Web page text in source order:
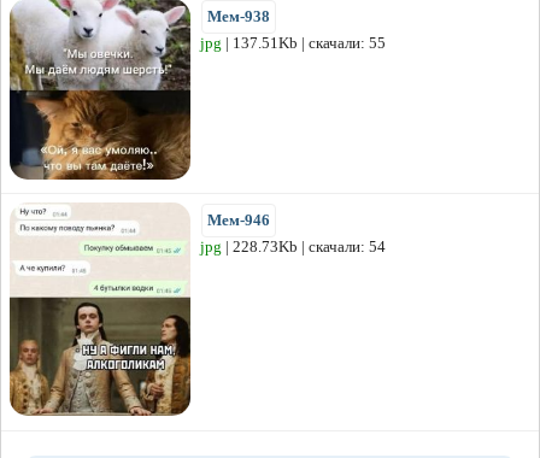
Мем-938
jpg | 137.51Kb | скачали: 55
Мем-946
jpg | 228.73Kb | скачали: 54